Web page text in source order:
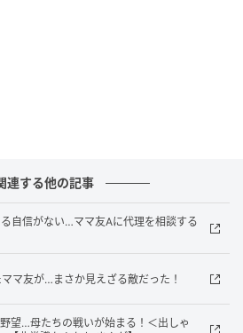
連する他の記事
自信がない…ママ友Aに代理を相談する
マ友が…まさか見えざる敵だった！
望…母たちの戦いが始まる！＜出しゃ